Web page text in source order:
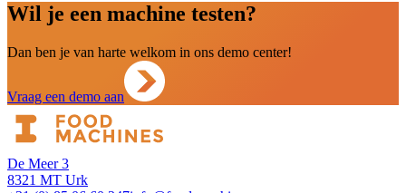
Wil je een machine testen?
Dan ben je van harte welkom in ons demo center!
Vraag een demo aan
De Meer 3
8321 MT Urk